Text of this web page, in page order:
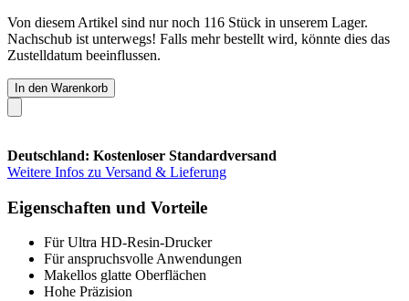
Von diesem Artikel sind nur noch 116 Stück in unserem Lager.
Nachschub ist unterwegs! Falls mehr bestellt wird, könnte dies das
Zustelldatum beeinflussen.
In den Warenkorb
Deutschland: Kostenloser Standardversand
Weitere Infos zu Versand & Lieferung
Eigenschaften und Vorteile
Für Ultra HD-Resin-Drucker
Für anspruchsvolle Anwendungen
Makellos glatte Oberflächen
Hohe Präzision